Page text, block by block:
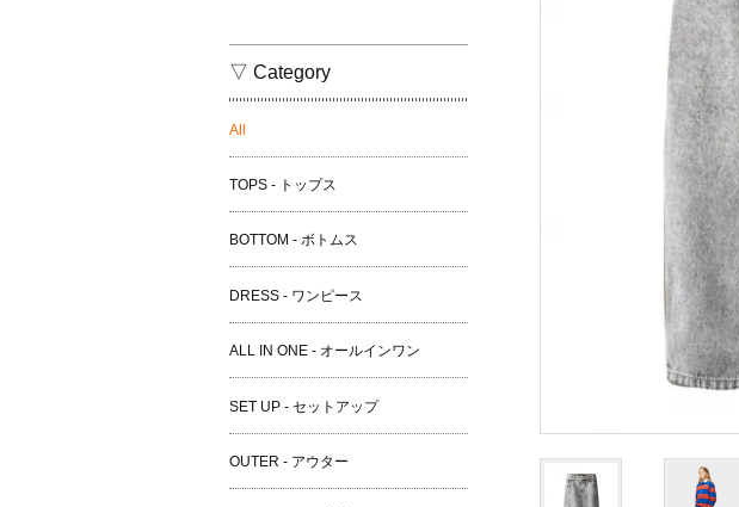
▽ Category
All
TOPS - トップス
BOTTOM - ボトムス
DRESS - ワンピース
ALL IN ONE - オールインワン
SET UP - セットアップ
OUTER - アウター